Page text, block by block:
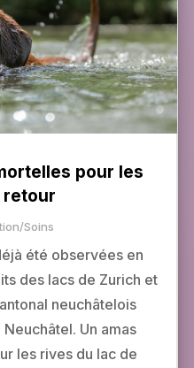
pour les
retour
Soins
été observées en
des lacs de Zurich et
neuchâtelois
Un amas
les rives du lac de